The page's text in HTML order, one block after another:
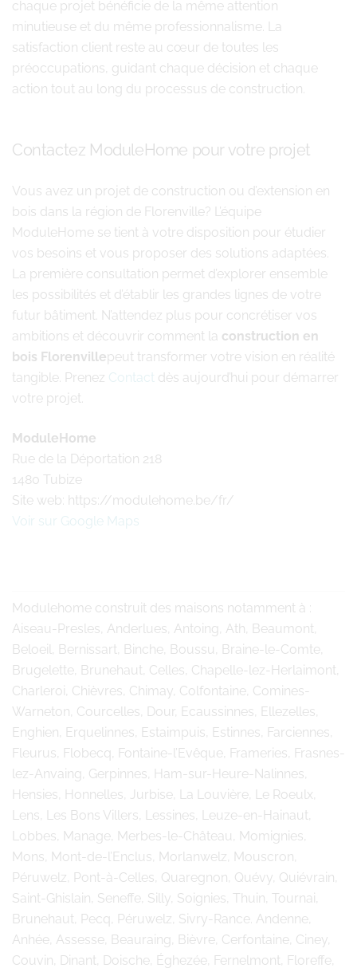
chaque projet bénéficie de la même attention
minutieuse et du même professionnalisme. La
satisfaction client reste au cœur de toutes les
préoccupations, guidant chaque décision et chaque
action tout au long du processus de construction.
Contactez ModuleHome pour votre projet
Vous avez un projet de construction ou d’extension en
bois dans la région de Florenville? L’équipe
ModuleHome se tient à votre disposition pour étudier
vos besoins et vous proposer des solutions adaptées.
La première consultation permet d’explorer ensemble
les possibilités et d’établir les grandes lignes de votre
futur bâtiment. N’attendez plus pour concrétiser vos
ambitions et découvrir comment la construction en
bois Florenvillepeut transformer votre vision en réalité
tangible. Prenez Contact dès aujourd’hui pour démarrer
votre projet.
ModuleHome
Rue de la Déportation 218
1480 Tubize
Site web: https://modulehome.be/fr/
Voir sur Google Maps
Modulehome construit des maisons notamment à :
Aiseau-Presles, Anderlues, Antoing, Ath, Beaumont,
Beloeil, Bernissart, Binche, Boussu, Braine-le-Comte,
Brugelette, Brunehaut, Celles, Chapelle-lez-Herlaimont,
Charleroi, Chièvres, Chimay, Colfontaine, Comines-
Warneton, Courcelles, Dour, Ecaussinnes, Ellezelles,
Enghien, Erquelinnes, Estaimpuis, Estinnes, Farciennes,
Fleurus, Flobecq, Fontaine-l’Evêque, Frameries, Frasnes-
lez-Anvaing, Gerpinnes, Ham-sur-Heure-Nalinnes,
Hensies, Honnelles, Jurbise, La Louvière, Le Roeulx,
Lens, Les Bons Villers, Lessines, Leuze-en-Hainaut,
Lobbes, Manage, Merbes-le-Château, Momignies,
Mons, Mont-de-l’Enclus, Morlanwelz, Mouscron,
Péruwelz, Pont-à-Celles, Quaregnon, Quévy, Quiévrain,
Saint-Ghislain, Seneffe, Silly, Soignies, Thuin, Tournai,
Brunehaut, Pecq, Péruwelz, Sivry-Rance. Andenne,
Anhée, Assesse, Beauraing, Bièvre, Cerfontaine, Ciney,
Couvin, Dinant, Doische, Éghezée, Fernelmont, Floreffe,